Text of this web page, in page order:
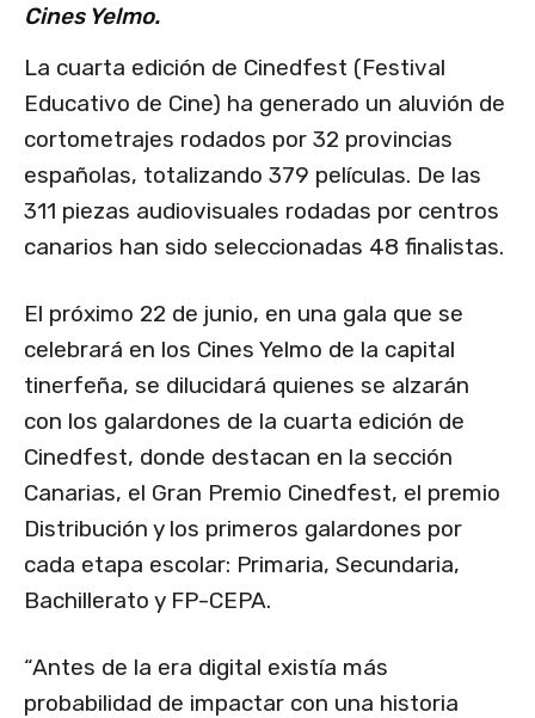
Cines Yelmo.
La cuarta edición de Cinedfest (Festival
Educativo de Cine) ha generado un aluvión de
cortometrajes rodados por 32 provincias
españolas, totalizando 379 películas. De las
311 piezas audiovisuales rodadas por centros
canarios han sido seleccionadas 48 finalistas.
El próximo 22 de junio, en una gala que se
celebrará en los Cines Yelmo de la capital
tinerfeña, se dilucidará quienes se alzarán
con los galardones de la cuarta edición de
Cinedfest, donde destacan en la sección
Canarias, el Gran Premio Cinedfest, el premio
Distribución y los primeros galardones por
cada etapa escolar: Primaria, Secundaria,
Bachillerato y FP-CEPA.
“Antes de la era digital existía más
probabilidad de impactar con una historia